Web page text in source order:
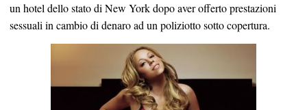
un hotel dello stato di New York dopo aver offerto prestazioni
sessuali in cambio di denaro ad un poliziotto sotto copertura.